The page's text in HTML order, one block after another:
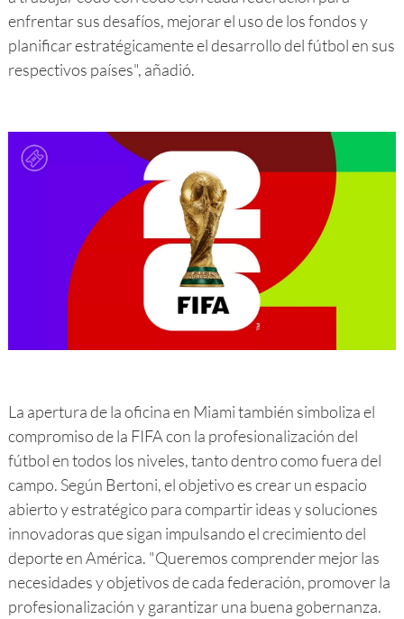
enfrentar sus desafíos, mejorar el uso de los fondos y
planificar estratégicamente el desarrollo del fútbol en sus
respectivos países", añadió.
La apertura de la oficina en Miami también simboliza el
compromiso de la FIFA con la profesionalización del
fútbol en todos los niveles, tanto dentro como fuera del
campo. Según Bertoni, el objetivo es crear un espacio
abierto y estratégico para compartir ideas y soluciones
innovadoras que sigan impulsando el crecimiento del
deporte en América. "Queremos comprender mejor las
necesidades y objetivos de cada federación, promover la
profesionalización y garantizar una buena gobernanza.